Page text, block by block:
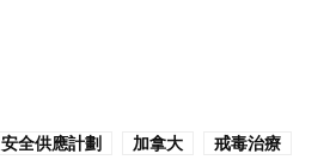
安全供應計劃 加拿大
戒毒治療